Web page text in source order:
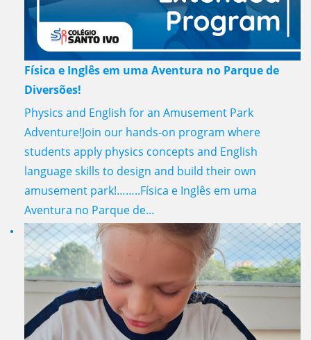
Física e Inglês em uma Aventura no Parque de
Diversões!
Physics and English for an Amusement Park
Adventure!Join our hands-on program where
students apply physics concepts and English
language skills to design and build their own
amusement park!……..Física e Inglês em uma
Aventura no Parque de...